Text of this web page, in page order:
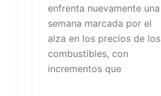
enfrenta nuevamente una
semana marcada por el
alza en los precios de los
combustibles, con
incrementos que